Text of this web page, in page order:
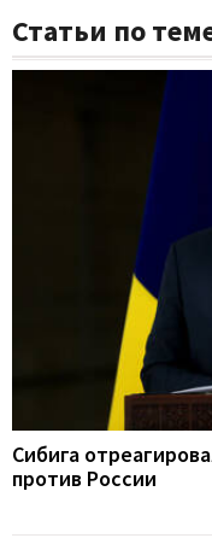
Статьи по
Сибига
против России